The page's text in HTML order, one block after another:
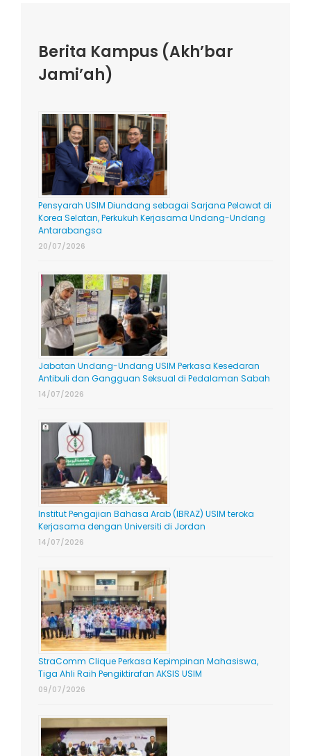
Berita Kampus (Akh’bar
Jami’ah)
Pensyarah USIM Diundang sebagai Sarjana Pelawat di
Korea Selatan, Perkukuh Kerjasama Undang-Undang
Antarabangsa
20/07/2026
Jabatan Undang-Undang USIM Perkasa Kesedaran
Antibuli dan Gangguan Seksual di Pedalaman Sabah
14/07/2026
Institut Pengajian Bahasa Arab (IBRAZ) USIM teroka
Kerjasama dengan Universiti di Jordan
14/07/2026
StraComm Clique Perkasa Kepimpinan Mahasiswa,
Tiga Ahli Raih Pengiktirafan AKSIS USIM
09/07/2026